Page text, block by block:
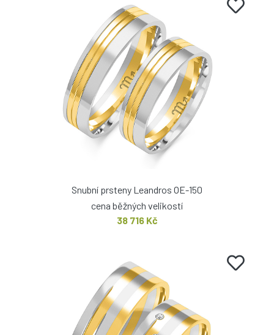
Snubní prsteny Leandros OE-150
cena běžných velikostí
38 716 Kč